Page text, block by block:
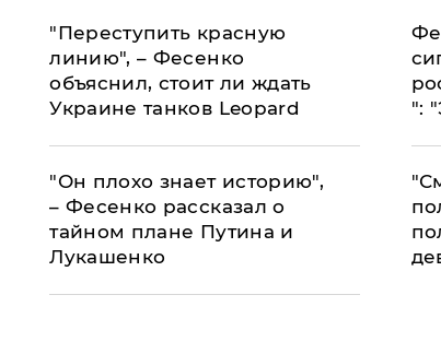
"Переступить красную
линию", – Фесенко
объяснил, стоит ли ждать
Украине танков Leopard
":
"Он плохо знает историю",
– Фесенко рассказал о
тайном плане Путина и
Лукашенко